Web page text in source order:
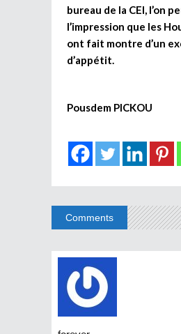
bureau de la CEI, l’on
l’impression que les
ont fait montre d’un
d’appétit.
Pousdem PICKOU
Comments